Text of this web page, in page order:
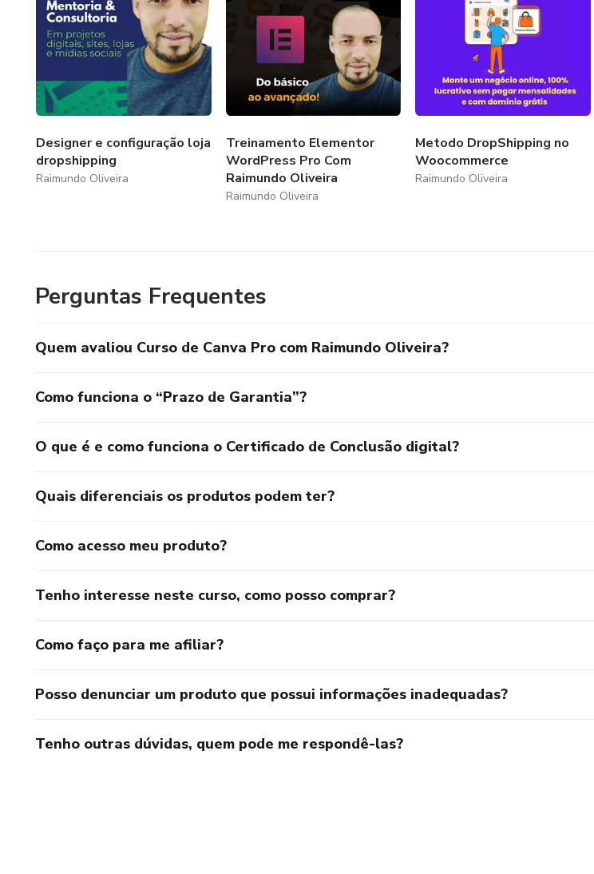
Designer e configuração loja
dropshipping
Raimundo Oliveira
Treinamento Elementor
WordPress Pro Com
Raimundo Oliveira
Raimundo Oliveira
Metodo DropShipping no
Woocommerce
Raimundo Oliveira
Perguntas Frequentes
Quem avaliou Curso de Canva Pro com Raimundo Oliveira?
Como funciona o “Prazo de Garantia”?
O que é e como funciona o Certificado de Conclusão digital?
Quais diferenciais os produtos podem ter?
Como acesso meu produto?
Tenho interesse neste curso, como posso comprar?
Como faço para me afiliar?
Posso denunciar um produto que possui informações inadequadas?
Tenho outras dúvidas, quem pode me respondê-las?